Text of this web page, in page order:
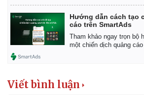
Hướng dẫn cách tạo
cáo trên SmartAds
Tham khảo ngay trọn bộ
một chiến dịch quảng
Viết bình luận